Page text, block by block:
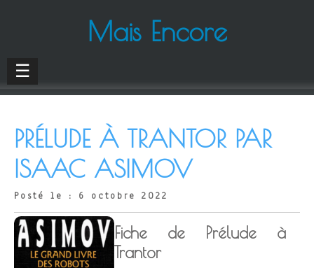
Mais Encore
☰
PRÉLUDE À TRANTOR PAR
ISAAC ASIMOV
Posté le : 6 octobre 2022
Fiche de Prélude à
Trantor